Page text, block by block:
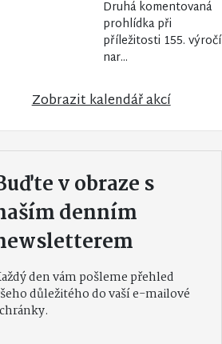
Druhá komentovaná
prohlídka při
příležitosti 155. výročí
nar...
Zobrazit kalendář akcí
v obraze s
denním
den vám pošleme přehled
důležitého do vaší e-mailové